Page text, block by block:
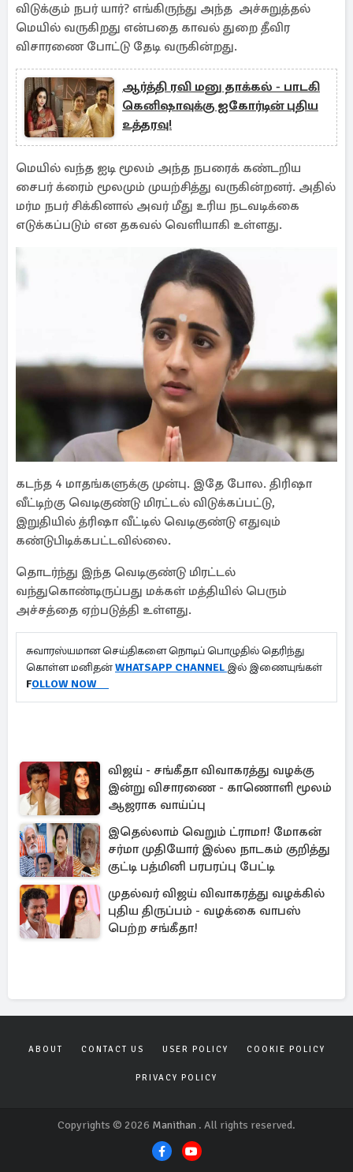
விடுக்கும் நபர் யார்? எங்கிருந்து அந்த அச்சுறுத்தல்
மெயில் வருகிறது என்பதை காவல் துறை தீவிர
விசாரணை போட்டு தேடி வருகின்றது.
ஆர்த்தி ரவி மனு தாக்கல் - பாடகி
கெனிஷாவுக்கு ஐகோர்டின் புதிய
உத்தரவு!
மெயில் வந்த ஐடி மூலம் அந்த நபரைக் கண்டறிய
சைபர் க்ரைம் மூலமும் முயற்சித்து வருகின்றனர். அதில்
மர்ம நபர் சிக்கினால் அவர் மீது உரிய நடவடிக்கை
எடுக்கப்படும் என தகவல் வெளியாகி உள்ளது.
கடந்த 4 மாதங்களுக்கு முன்பு. இதே போல. திரிஷா
வீட்டிற்கு வெடிகுண்டு மிரட்டல் விடுக்கப்பட்டு,
இறுதியில் த்ரிஷா வீட்டில் வெடிகுண்டு எதுவும்
கண்டுபிடிக்கபட்டவில்லை.
தொடர்ந்து இந்த வெடிகுண்டு மிரட்டல்
வந்துகொண்டிருப்பது மக்கள் மத்தியில் பெரும்
அச்சத்தை ஏற்படுத்தி உள்ளது.
சுவாரஸ்யமான செய்திகளை நொடிப் பொழுதில் தெரிந்து
கொள்ள மனிதன்WHATSAPP CHANNEL இல் இணையுங்கள்
FOLLOW NOW
விஜய் - சங்கீதா விவாகரத்து வழக்கு
இன்று விசாரணை - காணொளி மூலம்
ஆஜராக வாய்ப்பு
இதெல்லாம் வெறும் ட்ராமா! மோகன்
சர்மா முதியோர் இல்ல நாடகம் குறித்து
குட்டி பத்மினி பரபரப்பு பேட்டி
முதல்வர் விஜய் விவாகரத்து வழக்கில்
புதிய திருப்பம் - வழக்கை வாபஸ்
பெற்ற சங்கீதா!
ABOUT CONTACT US USER POLICY COOKIE POLICY
PRIVACY POLICY
Copyrights © 2026 Manithan . All rights reserved.